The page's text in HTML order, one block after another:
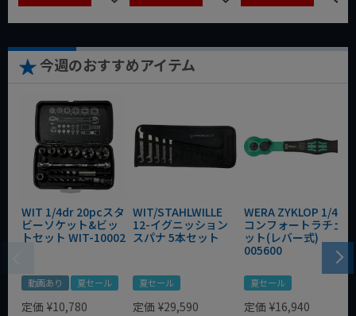
今週のおすすめアイテム
WIT 1/4dr 20pcスタ
ビーソケット&ビッ
トセット WIT-10002
動画あり 夏セール
定価 ¥10,780
WIT/STAHLWILLE
12-イグニッション
スパナ 5本セット
夏セール
定価 ¥29,590
WERA ZYKLOP 1/4"
コンフォートラチェ
ット(レバー式)
005600
夏セール
定価 ¥16,940